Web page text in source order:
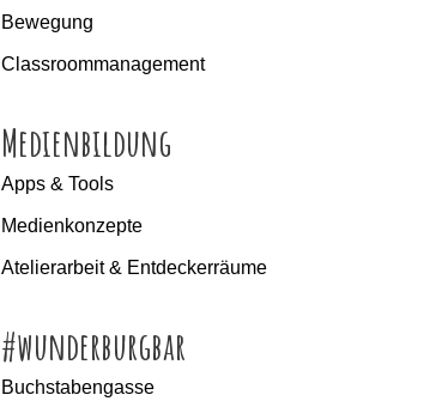
Bewegung
Classroommanagement
Medienbildung
Apps & Tools
Medienkonzepte
Atelierarbeit & Entdeckerräume
#wunderburgbar
Buchstabengasse